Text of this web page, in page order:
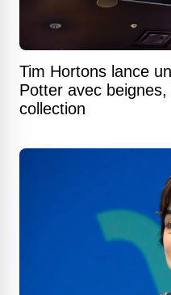
Tim Hortons lance
Potter avec
collection